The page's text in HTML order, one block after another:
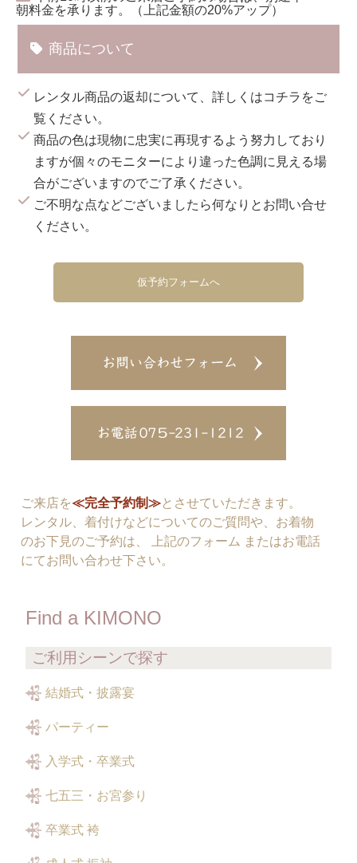
朝料金を承ります。（上記金額の20%アップ）
商品について
レンタル商品の返却について、詳しくはコチラ をご
覧ください。
商品の色は現物に忠実に再現するよう努力しており
ますが個々のモニターにより違った色調に見える場
合がございますのでご了承ください。
ご不明な点などございましたら何なりとお問い合せ
ください。
仮予約フォームへ
ご来店を≪完全予約制≫とさせていただきます。
レンタル、着付けなどについてのご質問や、お着物
のお下見のご予約は、 上記のフォーム またはお電話
にてお問い合わせ下さい。
Find a KIMONO
ご利用シーンで探す
結婚式・披露宴
パーティー
入学式・卒業式
七五三・お宮参り
卒業式 袴